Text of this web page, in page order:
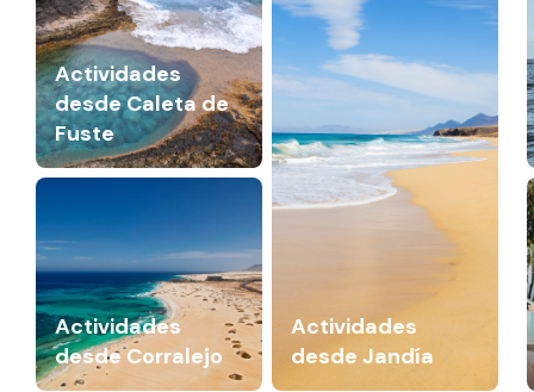
Actividades
desde Caleta de
Fuste
Actividades
desde Jandía
Actividades
desde Corralejo